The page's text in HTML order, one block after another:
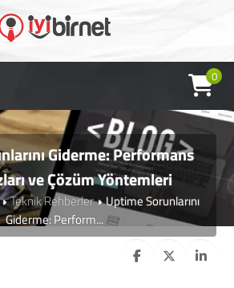
0
Giderme: Performans
ve Çözüm Yöntemleri
Teknik Rehberler
Uptime Sorunlarını
Giderme: Perform...